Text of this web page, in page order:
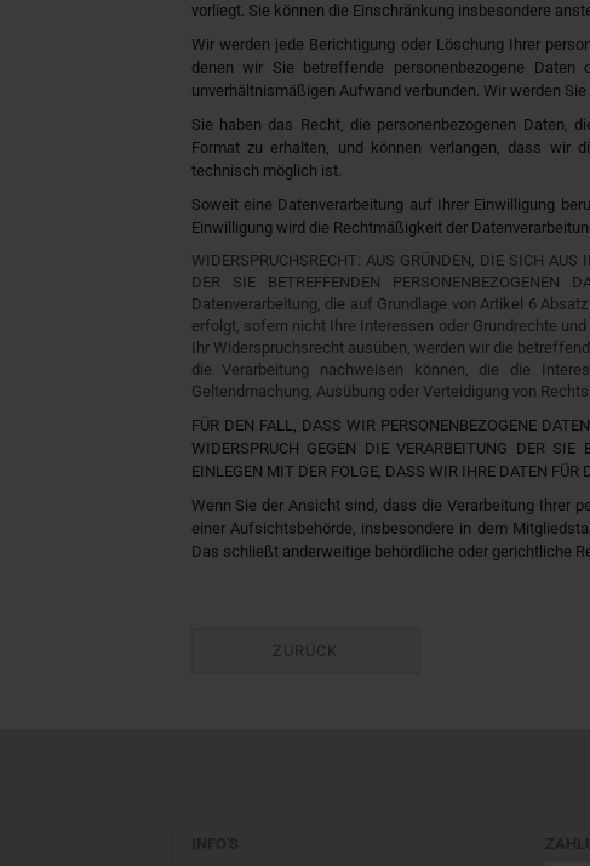
vorliegt. Sie können die Einschränkung insbesondere
Wir werden jede Berichtigung oder Löschung Ihrer
denen wir Sie betreffende personenbezogene
unverhältnismäßigen Aufwand verbunden. Wir werden
Sie haben das Recht, die personenbezogenen Daten,
Format zu erhalten, und können verlangen, dass wir
technisch möglich ist.
Soweit eine Datenverarbeitung auf Ihrer Einwilligung
Einwilligung wird die Rechtmäßigkeit der
WIDERSPRUCHSRECHT: AUS GRÜNDEN, DIE SICH
DER SIE BETREFFENDEN
Datenverarbeitung, die auf Grundlage von Artikel 6
erfolgt, sofern nicht Ihre Interessen oder Grundrechte
Ihr Widerspruchsrecht ausüben, werden wir die
die Verarbeitung nachweisen können, die die
Geltendmachung, Ausübung oder Verteidigung von
FÜR DEN FALL, DASS WIR PERSONENBEZOGENE
WIDERSPRUCH GEGEN DIE VERARBEITUNG DER SIE
EINLEGEN MIT DER FOLGE, DASS WIR IHRE DATEN
Wenn Sie der Ansicht sind, dass die Verarbeitung Ihrer
einer Aufsichtsbehörde, insbesondere in dem
Das schließt anderweitige behördliche oder gerichtliche
ZURÜCK